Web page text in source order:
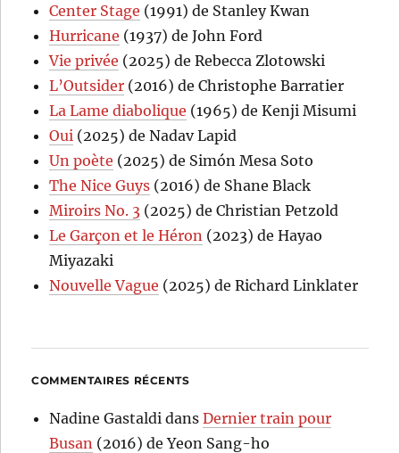
Center Stage (1991) de Stanley Kwan
Hurricane (1937) de John Ford
Vie privée (2025) de Rebecca Zlotowski
L’Outsider (2016) de Christophe Barratier
La Lame diabolique (1965) de Kenji Misumi
Oui (2025) de Nadav Lapid
Un poète (2025) de Simón Mesa Soto
The Nice Guys (2016) de Shane Black
Miroirs No. 3 (2025) de Christian Petzold
Le Garçon et le Héron (2023) de Hayao
Miyazaki
Nouvelle Vague (2025) de Richard Linklater
COMMENTAIRES RÉCENTS
Nadine Gastaldi dansDernier train pour
Busan (2016) de Yeon Sang-ho